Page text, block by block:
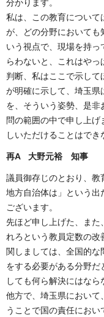
分かります。
私は、この教育について
が、どの分野においても
いう視点で、現場を持っ
らわないと、これはや
判断、私はここで示し
が明確に示して、埼玉県
を、そういう姿勢、是
問の範囲の中で申し上
しいただけることはでき
再A 大野元裕 知事
議員御存じのとおり、教
地方自治体は」という
ございます。
先ほど申し上げた、また
れろという教員定数の改
関しましては、全国的な
をする必要がある分野
しても何ら解決にはなら
他方で、埼玉県におい
うことで国の責任にお